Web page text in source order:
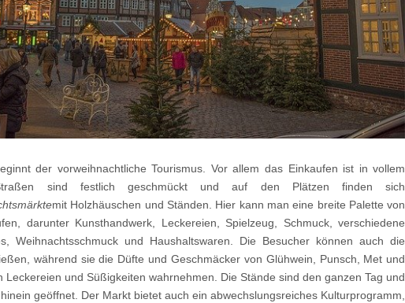
der vorweihnachtliche Tourismus. Vor allem das Einkaufen ist in vollem
sind festlich geschmückt und auf den Plätzen finden sich
mit Holzhäuschen und Ständen. Hier kann man eine breite Palette von
darunter Kunsthandwerk, Leckereien, Spielzeug, Schmuck, verschiedene
Weihnachtsschmuck und Haushaltswaren. Die Besucher können auch die
während sie die Düfte und Geschmäcker von Glühwein, Punsch, Met und
Leckereien und Süßigkeiten wahrnehmen. Die Stände sind den ganzen Tag und
geöffnet. Der Markt bietet auch ein abwechslungsreiches Kulturprogramm,